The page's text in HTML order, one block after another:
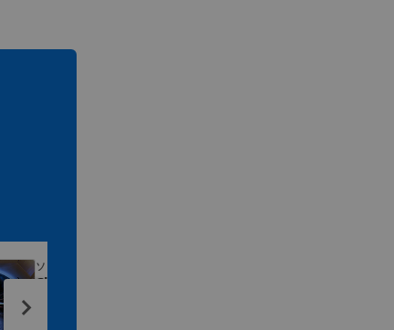
Cleared to Operate
ソリューション